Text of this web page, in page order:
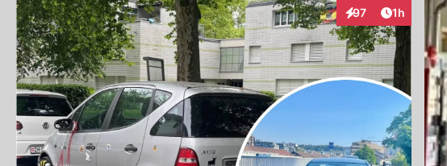
97
InteraktionenArtikel
1h